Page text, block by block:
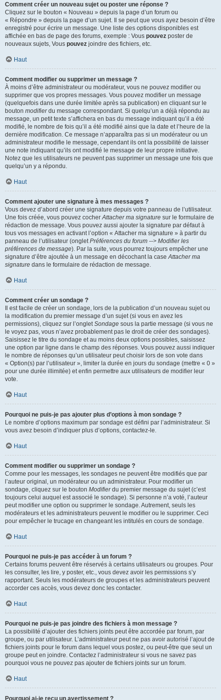
Comment créer un nouveau sujet ou poster une réponse ?
Cliquez sur le bouton « Nouveau » depuis la page d’un forum ou
« Répondre » depuis la page d’un sujet. Il se peut que vous ayez besoin d’être
enregistré pour écrire un message. Une liste des options disponibles est
affichée en bas de page des forums, exemple : Vous pouvez poster de
nouveaux sujets, Vous pouvez joindre des fichiers, etc.
Haut
Comment modifier ou supprimer un message ?
À moins d’être administrateur ou modérateur, vous ne pouvez modifier ou
supprimer que vos propres messages. Vous pouvez modifier un message
(quelquefois dans une durée limitée après sa publication) en cliquant sur le
bouton modifierdu message correspondant. Si quelqu’un a déjà répondu au
message, un petit texte s’affichera en bas du message indiquant qu’il a été
modifié, le nombre de fois qu’il a été modifié ainsi que la date et l’heure de la
dernière modification. Ce message n’apparaîtra pas si un modérateur ou un
administrateur modifie le message, cependant ils ont la possibilité de laisser
une note indiquant qu’ils ont modifié le message de leur propre initiative.
Notez que les utilisateurs ne peuvent pas supprimer un message une fois que
quelqu’un y a répondu.
Haut
Comment ajouter une signature à mes messages ?
Vous devez d’abord créer une signature depuis votre panneau de l’utilisateur.
Une fois créée, vous pouvez cocherAttacher ma signature sur le formulaire de
rédaction de message. Vous pouvez aussi ajouter la signature par défaut à
tous vos messages en activant l’option « Attacher ma signature » à partir du
panneau de l’utilisateur (ongletPréférences du forum --> Modifier les
préférences de message). Par la suite, vous pourrez toujours empêcher une
signature d’être ajoutée à un message en décochant la caseAttacher ma
signature dans le formulaire de rédaction de message.
Haut
Comment créer un sondage ?
Il est facile de créer un sondage, lors de la publication d’un nouveau sujet ou
la modification du premier message d’un sujet (si vous en avez les
permissions), cliquez sur l’ongletSondage sous la partie message (si vous ne
le voyez pas, vous n’avez probablement pas le droit de créer des sondages).
Saisissez le titre du sondage et au moins deux options possibles, saisissez
une option par ligne dans le champ des réponses. Vous pouvez aussi indiquer
le nombre de réponses qu’un utilisateur peut choisir lors de son vote dans
« Option(s) par l’utilisateur », limiter la durée en jours du sondage (mettre « 0 »
pour une durée illimitée) et enfin permettre aux utilisateurs de modifier leur
vote.
Haut
Pourquoi ne puis-je pas ajouter plus d’options à mon sondage ?
Le nombre d’options maximum par sondage est défini par l’administrateur. Si
vous avez besoin d’indiquer plus d’options, contactez-le.
Haut
Comment modifier ou supprimer un sondage ?
Comme pour les messages, les sondages ne peuvent être modifiés que par
l’auteur original, un modérateur ou un administrateur. Pour modifier un
sondage, cliquez sur le bouton Modifierdu premier message du sujet (c’est
toujours celui auquel est associé le sondage). Si personne n’a voté, l’auteur
peut modifier une option ou supprimer le sondage. Autrement, seuls les
modérateurs et les administrateurs peuvent le modifier ou le supprimer. Ceci
pour empêcher le trucage en changeant les intitulés en cours de sondage.
Haut
Pourquoi ne puis-je pas accéder à un forum ?
Certains forums peuvent être réservés à certains utilisateurs ou groupes. Pour
les consulter, les lire, y poster, etc., vous devez avoir les permissions s’y
rapportant. Seuls les modérateurs de groupes et les administrateurs peuvent
accorder ces accès, vous devez donc les contacter.
Haut
Pourquoi ne puis-je pas joindre des fichiers à mon message ?
La possibilité d’ajouter des fichiers joints peut être accordée par forum, par
groupe, ou par utilisateur. L’administrateur peut ne pas avoir autorisé l’ajout de
fichiers joints pour le forum dans lequel vous postez, ou peut-être que seul un
groupe peut en joindre. Contactez l’administrateur si vous ne savez pas
pourquoi vous ne pouvez pas ajouter de fichiers joints sur un forum.
Haut
Pourquoi ai-je reçu un avertissement ?